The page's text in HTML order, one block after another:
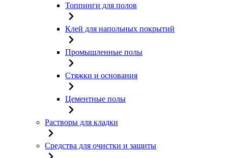
Топпинги для полов
Клей для напольных покрытий
Промышленные полы
Стяжки и основания
Цементные полы
Растворы для кладки
Средства для очистки и защиты